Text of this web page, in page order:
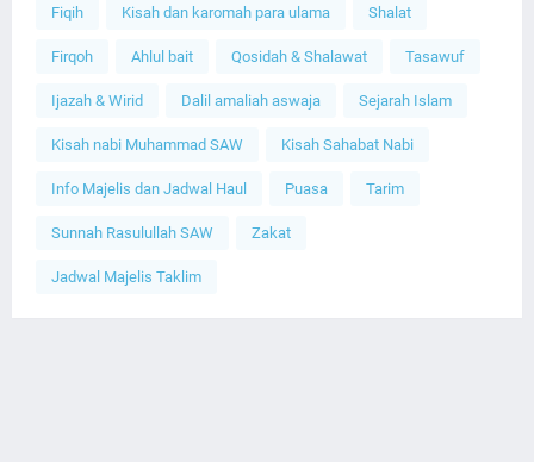
Fiqih Kisah dan karomah para ulama Shalat
Firqoh Ahlul bait Qosidah & Shalawat Tasawuf
Ijazah & Wirid Dalil amaliah aswaja Sejarah Islam
Kisah nabi Muhammad SAW Kisah Sahabat Nabi
Info Majelis dan Jadwal Haul Puasa Tarim
Sunnah Rasulullah SAW Zakat
Jadwal Majelis Taklim